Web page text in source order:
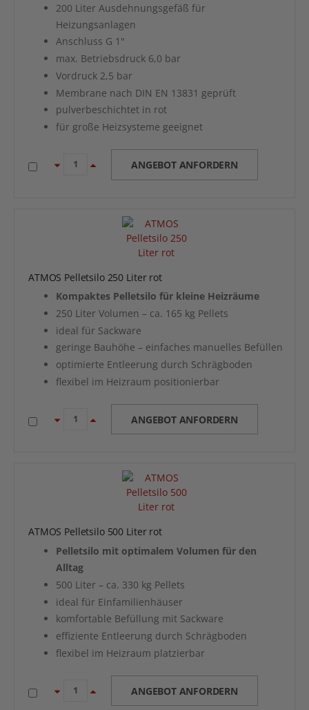
200 Liter Ausdehnungsgefäß für
Heizungsanlagen
Anschluss G 1"
max. Betriebsdruck 6,0 bar
Vordruck 2,5 bar
Membrane nach DIN EN 13831 geprüft
pulverbeschichtet in rot
für große Heizsysteme geeignet
ANGEBOT ANFORDERN
ATMOS Pelletsilo 250 Liter rot
Kompaktes Pelletsilo für kleine Heizräume
250 Liter Volumen – ca. 165 kg Pellets
ideal für Sackware
geringe Bauhöhe – einfaches manuelles Befüllen
optimierte Entleerung durch Schrägboden
flexibel im Heizraum positionierbar
ANGEBOT ANFORDERN
ATMOS Pelletsilo 500 Liter rot
Pelletsilo mit optimalem Volumen für den
Alltag
500 Liter – ca. 330 kg Pellets
ideal für Einfamilienhäuser
komfortable Befüllung mit Sackware
effiziente Entleerung durch Schrägboden
flexibel im Heizraum platzierbar
ANGEBOT ANFORDERN